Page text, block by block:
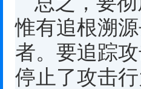
惟有追根溯
者。要追踪
停止了攻击